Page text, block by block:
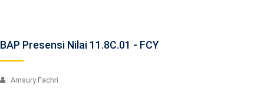
BAP Presensi Nilai 11.8C.01 - FCY
: Amsury Fachri